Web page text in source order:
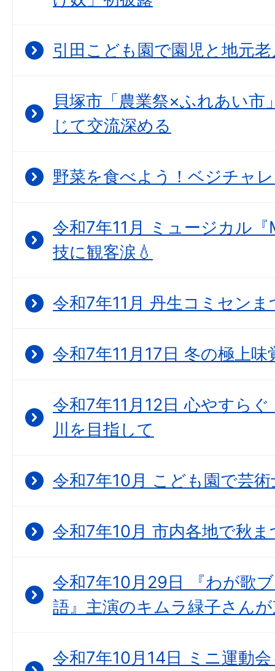
引田こども園で園児と地元
貝塚市「農業祭×ふれあい市
じて交流深める
野菜を食べよう！ベジチャ
令和7年11月 ミュージカル
技に観客涙💧
令和7年11月 丹生コミセン
令和7年11月17日 冬の極上
令和7年11月12日 心やすら
川を目指して
令和7年10月 こども園で芸
令和7年10月 市内各地で秋
令和7年10月29日 『わが歌
語』主演のキムラ緑子さん
令和7年10月14日 ミニ運動